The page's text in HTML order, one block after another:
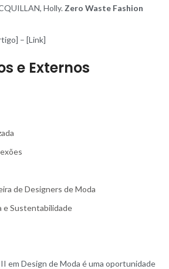
Holly. Zero Waste Fashion
– [Link]
e Externos
de Designers de Moda
Sustentabilidade
em Design de Moda é uma oportunidade